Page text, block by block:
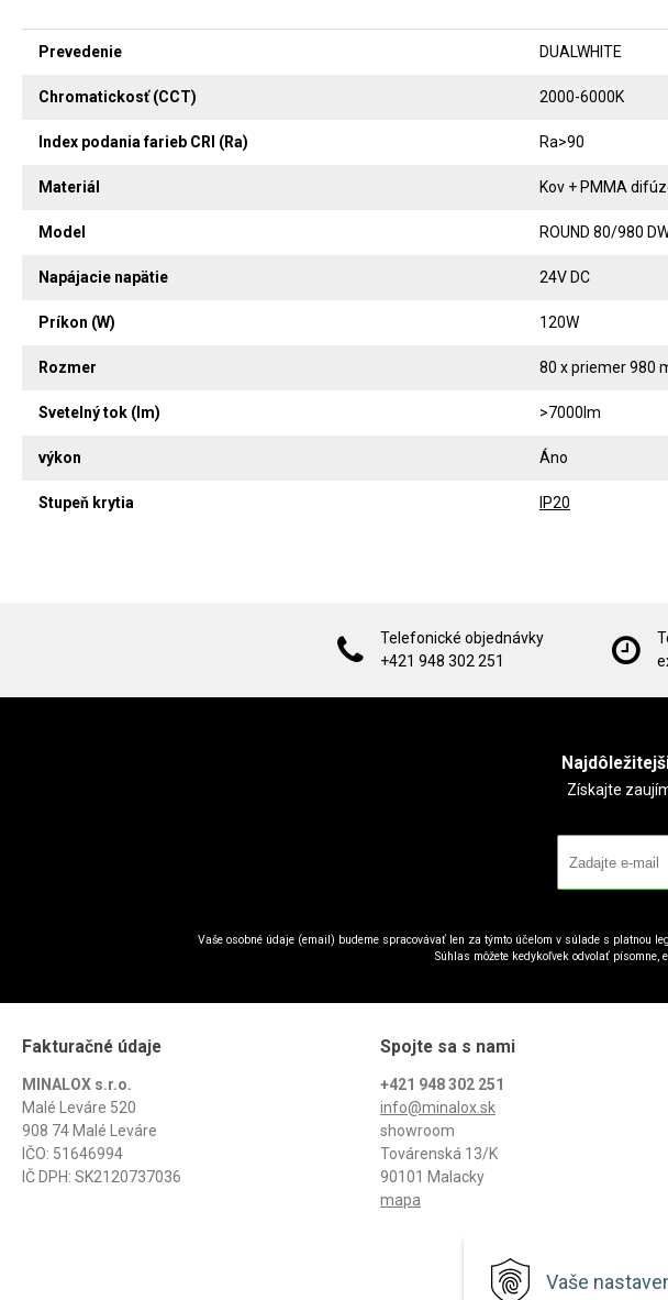
Vaše
Prevedenie DUALWHITE
Chromatickosť (CCT) 2000-6000K
Index podania farieb CRI (Ra) Ra>90
Materiál Kov + PMMA
Model ROUND 80/980
Napájacie napätie 24V DC
Príkon (W) 120W
Rozmer 80 x priemer 980
Svetelný tok (lm) >7000lm
výkon Áno
Stupeň krytia IP20
Telefonické objednávky
+421 948 302 251
Získajte
Vaše osobné údaje (email) budeme spracovávať len za týmto účelom v súlade s platnou
Súhlas môžete kedykoľvek odvolať
Fakturačné údaje
MINALOX s.r.o.
Malé Leváre 520
908 74 Malé Leváre
IČO: 51646994
IČ DPH: SK2120737036
Spojte sa s nami
+421 948 302 251
info@minalox.sk
showroom
Továrenská 13/K
90101 Malacky
mapa